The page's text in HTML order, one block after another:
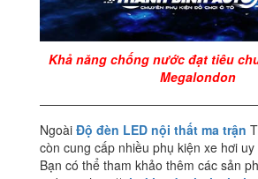
Khả năng chống nước đạt tiêu
Megalondon
Ngoài Độ đèn LED nội thất ma trận
còn cung cấp nhiều phụ kiện xe hơi
Bạn có thể tham khảo thêm các sản